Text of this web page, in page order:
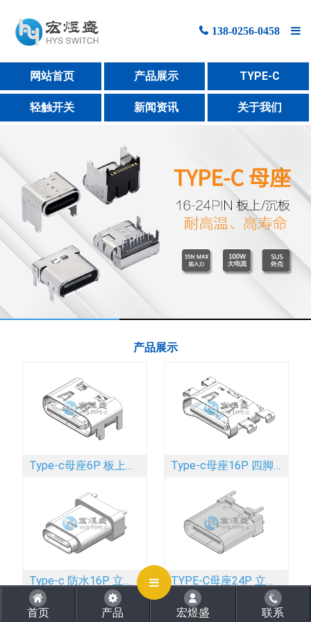
网站首页
产品展示
新闻资讯
关于宏煜盛
联系
138-0256-0458
网站首页 产品展示 TYPE-C
轻触开关 新闻资讯 关于我们
产品展示
Type-c母座6P 板上四脚插板SMT 舌头外露 带弹 5.7L Type-c母座16P 四脚插板SMT 带弹 沉板 1.83mm 6.45L
Type-c 防水16P 立式四脚插板DIP 外露2.0mm IPX8 TYPE-C母座24P 立式四脚插板SMT 带柱 9.0L
首页 产品 宏煜盛 联系